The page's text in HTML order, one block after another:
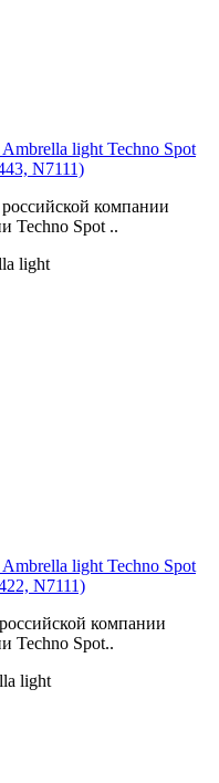
light Techno Spot
N7111)
компании
Techno Spot ..
light
light Techno Spot
N7111)
компании
Techno Spot..
light